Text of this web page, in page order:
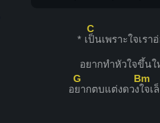
* เ
C
ป็นเพราะใจเรา
อยากทำหัวใจขึ้นใ
อ
G
ยากตบแต่งดวง
Bm
ใจเ